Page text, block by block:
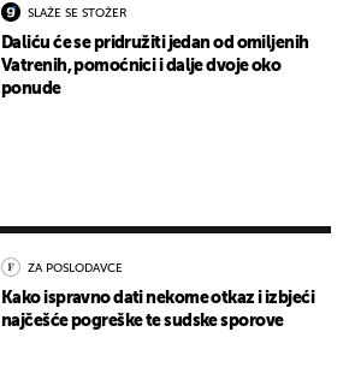
SLAŽE SE STOŽER
Daliću će se pridružiti jedan od omiljenih
Vatrenih, pomoćnici i dalje dvoje oko
ponude
ZA POSLODAVCE
Kako ispravno dati nekome otkaz i izbjeći
najčešće pogreške te sudske sporove